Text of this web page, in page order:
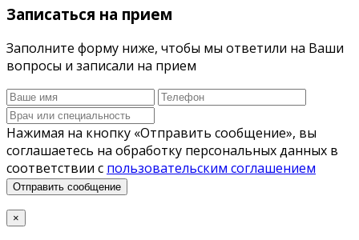
Записаться на прием
Заполните форму ниже, чтобы мы ответили на Ваши
вопросы и записали на прием
Нажимая на кнопку «Отправить сообщение», вы
соглашаетесь на обработку персональных данных в
соответствии с пользовательским соглашением
Отправить сообщение
×